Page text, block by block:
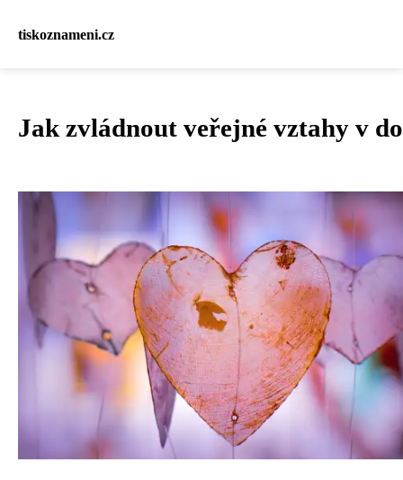
tiskoznameni.cz
Jak zvládnout veřejné vztahy v